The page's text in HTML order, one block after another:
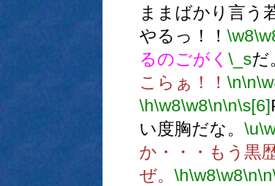
ままばかり言う
やるっ！！ \w8
るのごがく \_sだ
こらぁ！！ \n\n
\h\w8\w8\n\n\s[6]
い度胸だな。 \u
か・・・もう黒
ぜ。 \h\w8\w8\n\n